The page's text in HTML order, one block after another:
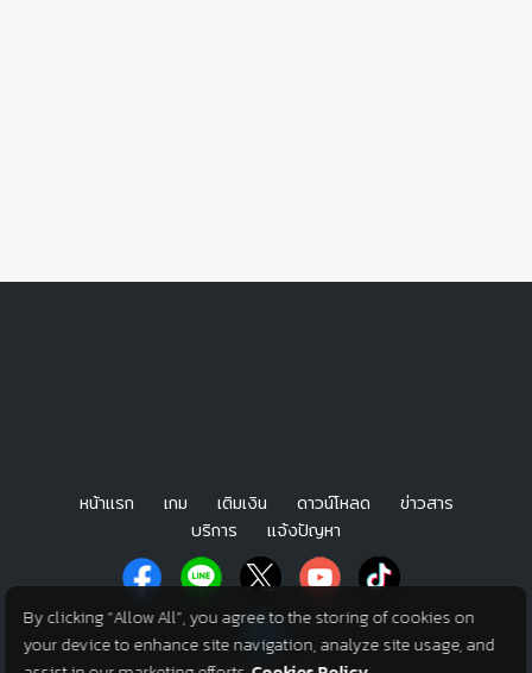
หน้าแรก เกม เติมเงิน ดาวน์โหลด
ข่าวสาร
บริการ
แจ้งปัญหา
By clicking “Allow All”, you agree to the storing of cookies on
your device to enhance site navigation, analyze site usage, and